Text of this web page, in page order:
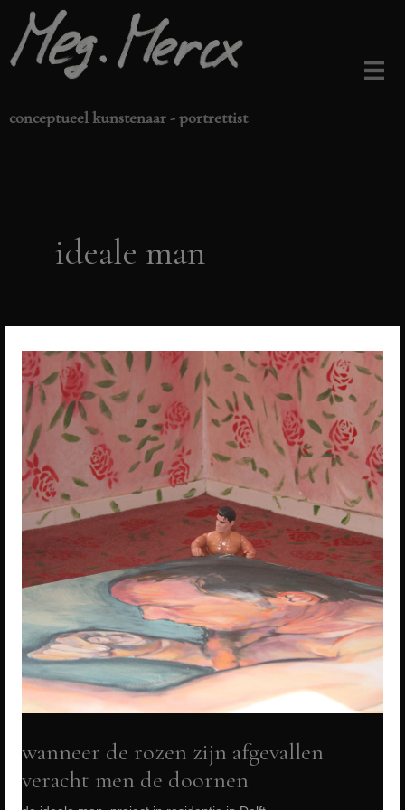
naar
de
conceptueel kunstenaar - portrettist
ideale man
wanneer de rozen zijn afgevallen
veracht men de doornen